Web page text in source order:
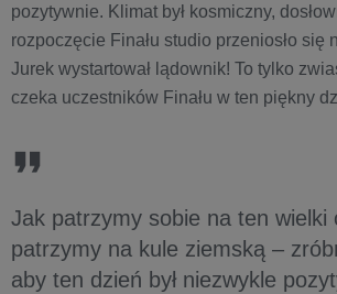
pozytywnie. Klimat był kosmiczny,
rozpoczęcie Finału studio przeniosło się
Jurek wystartował lądownik! To tylko
czeka uczestników Finału w ten piękny
Jak patrzymy sobie na ten wielki
patrzymy na kule ziemską –
aby ten dzień był niezwykle